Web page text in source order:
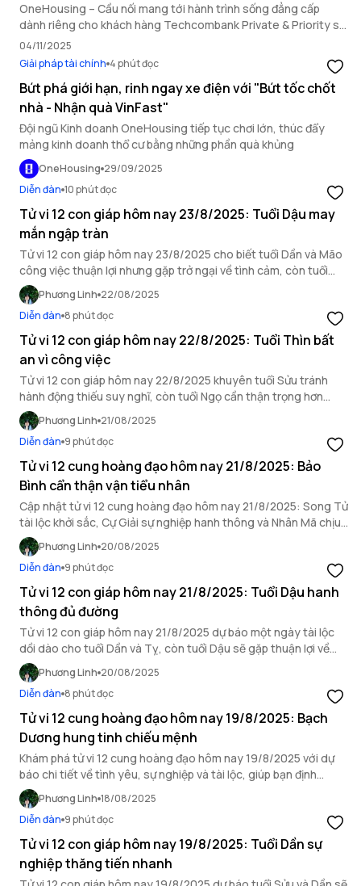
OneHousing – Cầu nối mang tới hành trình sống đẳng cấp
dành riêng cho khách hàng Techcombank Private & Priority sở
hữu bất động sản Masterise Homes.
04/11/2025
Giải pháp tài chính 4 phút đọc
Bứt phá giới hạn, rinh ngay xe điện với "Bứt tốc chốt
nhà - Nhận quà VinFast"
Đội ngũ Kinh doanh OneHousing tiếp tục chơi lớn, thúc đẩy
mảng kinh doanh thổ cư bằng những phần quà khủng
OneHousing 29/09/2025
Diễn đàn 10 phút đọc
Tử vi 12 con giáp hôm nay 23/8/2025: Tuổi Dậu may
mắn ngập tràn
Tử vi 12 con giáp hôm nay 23/8/2025 cho biết tuổi Dần và Mão
công việc thuận lợi nhưng gặp trở ngại về tình cảm, còn tuổi
Dậu may mắn ngập tràn.
Phương Linh 22/08/2025
Diễn đàn 8 phút đọc
Tử vi 12 con giáp hôm nay 22/8/2025: Tuổi Thìn bất
an vì công việc
Tử vi 12 con giáp hôm nay 22/8/2025 khuyên tuổi Sửu tránh
hành động thiếu suy nghĩ, còn tuổi Ngọ cần thận trọng hơn
trong mối quan hệ xã giao.
Phương Linh 21/08/2025
Diễn đàn 9 phút đọc
Tử vi 12 cung hoàng đạo hôm nay 21/8/2025: Bảo
Bình cẩn thận vận tiểu nhân
Cập nhật tử vi 12 cung hoàng đạo hôm nay 21/8/2025: Song Tử
tài lộc khởi sắc, Cự Giải sự nghiệp hanh thông và Nhân Mã chịu
ảnh hưởng bởi hung vận.
Phương Linh 20/08/2025
Diễn đàn 9 phút đọc
Tử vi 12 con giáp hôm nay 21/8/2025: Tuổi Dậu hanh
thông đủ đường
Tử vi 12 con giáp hôm nay 21/8/2025 dự báo một ngày tài lộc
dồi dào cho tuổi Dần và Tỵ, còn tuổi Dậu sẽ gặp thuận lợi về
mọi mặt.
Phương Linh 20/08/2025
Diễn đàn 8 phút đọc
Tử vi 12 cung hoàng đạo hôm nay 19/8/2025: Bạch
Dương hung tinh chiếu mệnh
Khám phá tử vi 12 cung hoàng đạo hôm nay 19/8/2025 với dự
báo chi tiết về tình yêu, sự nghiệp và tài lộc, giúp bạn định
hướng ngày mới.
Phương Linh 18/08/2025
Diễn đàn 9 phút đọc
Tử vi 12 con giáp hôm nay 19/8/2025: Tuổi Dần sự
nghiệp thăng tiến nhanh